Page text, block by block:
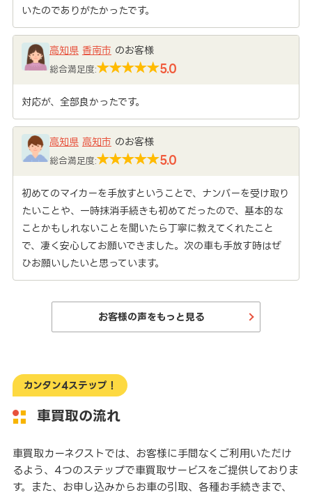
いたのでありがたかったです。
高知県 香南市 のお客様
総合満足度: 5.0
対応が、全部良かったです。
高知県 高知市 のお客様
総合満足度: 5.0
初めてのマイカーを手放すということで、ナンバーを受け取り
たいことや、一時抹消手続きも初めてだったので、基本的な
ことかもしれないことを聞いたら丁寧に教えてくれたこと
で、凄く安心してお願いできました。次の車も手放す時はぜ
ひお願いしたいと思っています。
お客様の声をもっと見る
カンタン4ステップ！
車買取の流れ
車買取カーネクストでは、お客様に手間なくご利用いただけ
るよう、4つのステップで車買取サービスをご提供しておりま
す。また、お申し込みからお車の引取、各種お手続きまで、